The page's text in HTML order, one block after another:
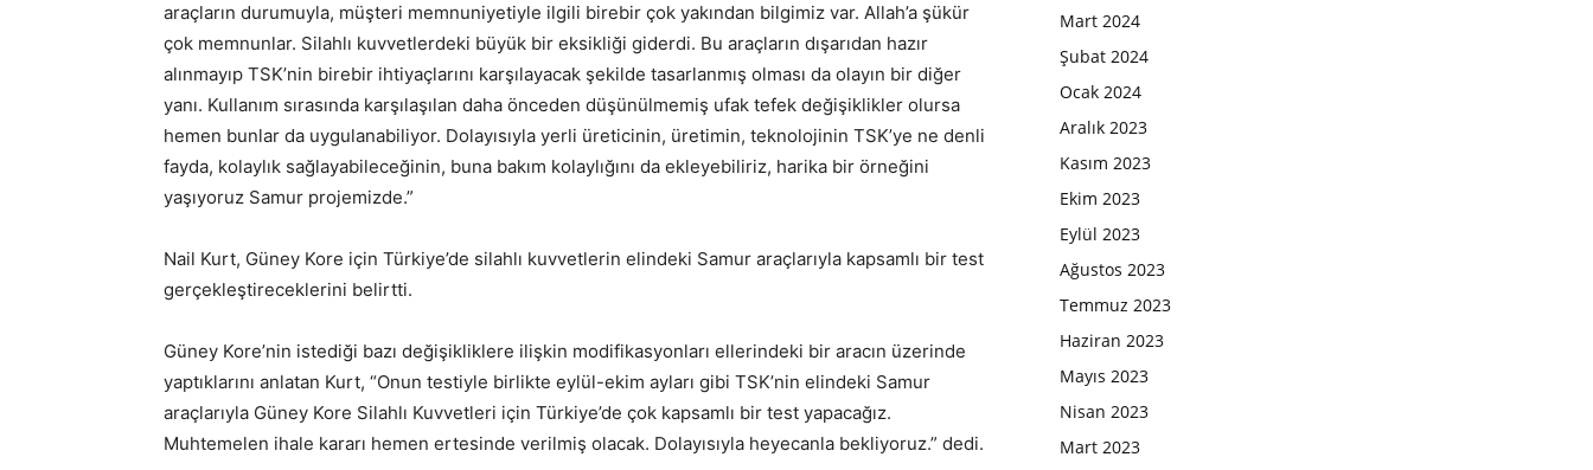
araçların durumuyla, müşteri memnuniyetiyle ilgili birebir çok yakından bilgimiz var. Allah’a şükür
çok memnunlar. Silahlı kuvvetlerdeki büyük bir eksikliği giderdi. Bu araçların dışarıdan hazır
alınmayıp TSK’nin birebir ihtiyaçlarını karşılayacak şekilde tasarlanmış olması da olayın bir diğer
yanı. Kullanım sırasında karşılaşılan daha önceden düşünülmemiş ufak tefek değişiklikler olursa
hemen bunlar da uygulanabiliyor. Dolayısıyla yerli üreticinin, üretimin, teknolojinin TSK’ye ne denli
fayda, kolaylık sağlayabileceğinin, buna bakım kolaylığını da ekleyebiliriz, harika bir örneğini
yaşıyoruz Samur projemizde.”
Nail Kurt, Güney Kore için Türkiye’de silahlı kuvvetlerin elindeki Samur araçlarıyla kapsamlı bir test
gerçekleştireceklerini belirtti.
Güney Kore’nin istediği bazı değişikliklere ilişkin modifikasyonları ellerindeki bir aracın üzerinde
yaptıklarını anlatan Kurt, “Onun testiyle birlikte eylül-ekim ayları gibi TSK’nin elindeki Samur
araçlarıyla Güney Kore Silahlı Kuvvetleri için Türkiye’de çok kapsamlı bir test yapacağız.
Muhtemelen ihale kararı hemen ertesinde verilmiş olacak. Dolayısıyla heyecanla bekliyoruz.” dedi.
Mart 2024
Şubat 2024
Ocak 2024
Aralık 2023
Kasım 2023
Ekim 2023
Eylül 2023
Ağustos 2023
Temmuz 2023
Haziran 2023
Mayıs 2023
Nisan 2023
Mart 2023